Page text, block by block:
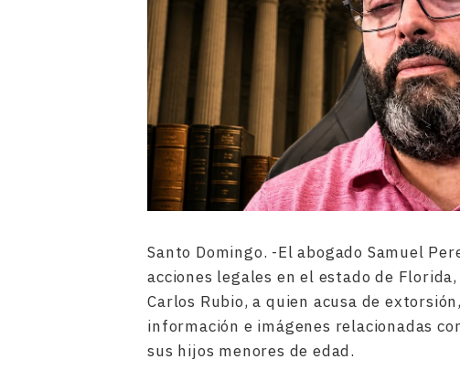
Santo Domingo. -El abogado Samuel
acciones legales en el estado de
Carlos Rubio, a quien acusa de
información e imágenes relacionadas
sus hijos menores de edad.